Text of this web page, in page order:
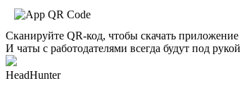
Сканируйте QR-код, чтобы скачать приложение
И чаты с работодателями всегда будут под рукой
HeadHunter